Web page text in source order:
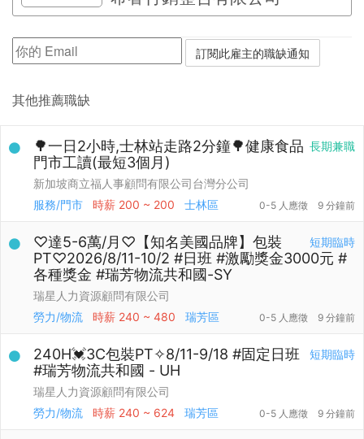
其他推薦職缺
長期兼職
🌳一日2小時,士林站走路2分鐘🌳健康食品
門市工讀(最短3個月)
新加坡商立福人事顧問有限公司台灣分公司
服務/門市
時薪 200 ~ 200 士林區 0-5 人應徵 9 分鐘前
短期臨時
♡達5-6萬/月♡【知名美國品牌】包裝
PT♡2026/8/11-10/2 #日班 #激勵獎金3000元 #
各種獎金 #瑞芳物流共和國-SY
瑞星人力資源顧問有限公司
勞力/物流
時薪 240 ~ 480 瑞芳區 0-5 人應徵 9 分鐘前
短期臨時
240H💓3C包裝PT✧8/11-9/18 #固定日班
#瑞芳物流共和國 - UH
瑞星人力資源顧問有限公司
勞力/物流
時薪 240 ~ 624 瑞芳區 0-5 人應徵 9 分鐘前